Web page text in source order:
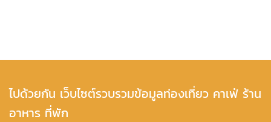
ไปด้วยกัน เว็บไซต์รวบรวมข้อมูลท่องเที่ยว คาเฟ่ ร้าน
อาหาร ที่พัก